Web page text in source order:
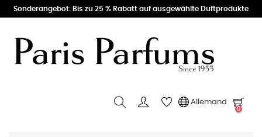
Sonderangebot: Bis zu 25 % Rabatt auf ausgewählte Duftprodukte
Allemand
0